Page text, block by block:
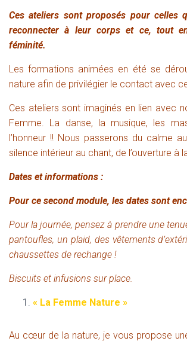
Ces ateliers sont proposés pour celles
reconnecter à leur corps et ce, tout
féminité.
Les formations animées en été se
nature afin de privilégier le contact avec
Ces ateliers sont imaginés en lien avec
Femme. La danse, la musique, les
l’honneur !! Nous passerons du calme
silence intérieur au chant, de l’ouverture à
Dates et informations :
Pour ce second module, les dates sont
Pour la journée, pensez à prendre une
pantoufles, un plaid, des vêtements
chaussettes de rechange !
Biscuits et infusions sur place.
« La Femme Nature »
Au cœur de la nature, je vous propose